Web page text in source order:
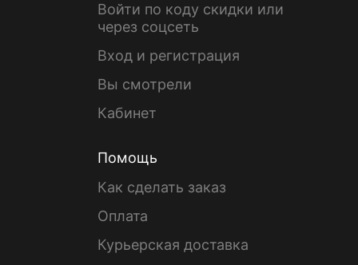
Войти по коду скидки или
через соцсеть
Вход и регистрация
Вы смотрели
Кабинет
Помощь
Как сделать заказ
Оплата
Курьерская доставка